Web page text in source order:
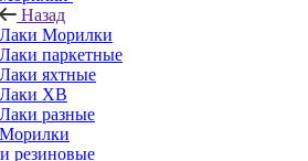
Назад
Лаки Морилки
Лаки паркетные
Лаки яхтные
Лаки ХВ
Лаки разные
Морилки
резиновые